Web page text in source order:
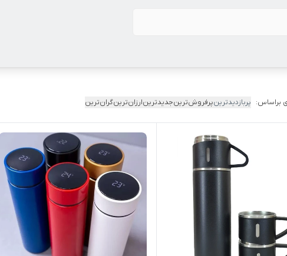
براساس: پربازدیدترینپرفروش‌ترینجدیدترینارزان‌ترینگران‌ترین